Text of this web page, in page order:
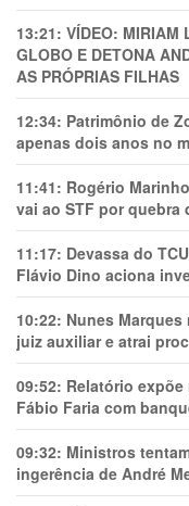
13:21: VÍDEO: MIRIAM
GLOBO E DETONA
AS PRÓPRIAS FILHAS
12:34: Patrimônio de
apenas dois anos no
11:41: Rogério
vai ao STF por quebra
11:17: Devassa do
Flávio Dino aciona
10:22: Nunes
juiz auxiliar e atrai
09:52: Relatório expõe
Fábio Faria com
09:32: Ministros
ingerência de André